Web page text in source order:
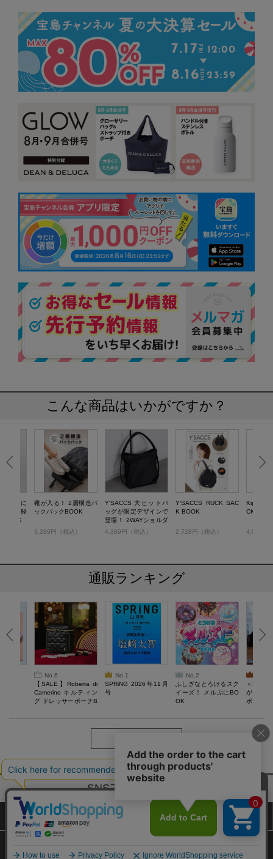
こんな商品はいかがですか？
ートに
も！ 軽
BOOK
靴が入る！ 2層構造バ
ックパックBOOK
3,289円（税込）
Y'SACCS 大ヒットバ
ッグが限定デザインで
登場！ 2WAYショルダ
ーリュックBOOK
4,389円（税込）
Y'SACCS RUCK SAC
K BOOK
2,728円（税込）
Kipling
CKPACK
4,092円
通販ランキング
No.6
【SALE】Roberta di
Camerino キルティン
グ ドレッサーポーチB
No.1
SPRiNG 2026年11月
号
No.2
ふしぎなとろけるスク
イーズ！ メルぷにBO
OK
＜SALE
がある
ポーチ
SNSアカウントー覧
サイトマップ 公式通販ご利用ガイド